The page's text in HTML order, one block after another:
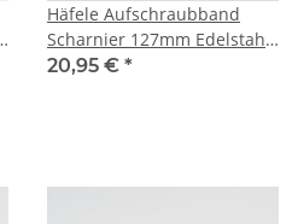
Häfele Aufschraubband
Scharnier 127mm Edelstahl
matt Anschlag links rechts
20,95 € *